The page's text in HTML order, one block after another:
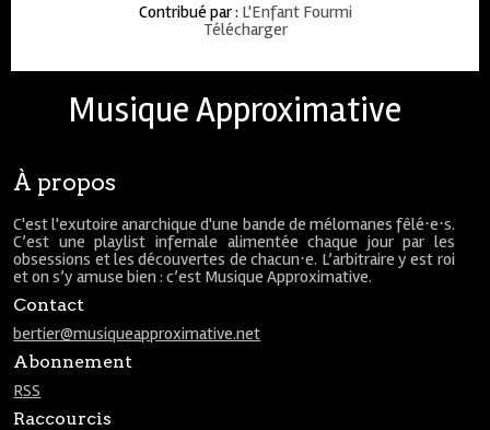
Contribué par: L'Enfant Fourmi
Télécharger
Musique Approximative
À propos
C'est l'exutoire anarchique d'une bande de mélomanes fêlé⋅e⋅s.
C’est une playlist infernale alimentée chaque jour par les
obsessions et les découvertes de chacun⋅e. L’arbitraire y est roi
et on s’y amuse bien : c’est Musique Approximative.
Contact
bertier@musiqueapproximative.net
Abonnement
RSS
Raccourcis